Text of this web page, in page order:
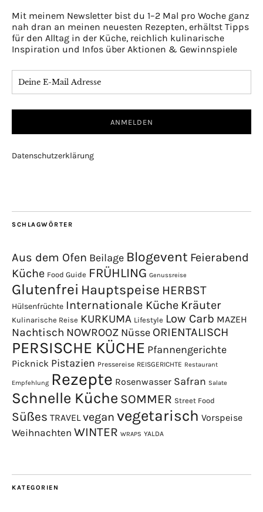
Mit meinem Newsletter bist du 1–2 Mal pro Woche ganz
nah dran an meinen neuesten Rezepten, erhältst Tipps
für den Alltag in der Küche, reichlich kulinarische
Inspiration und Infos über Aktionen & Gewinnspiele
Datenschutzerklärung
SCHLAGWÖRTER
Aus dem Ofen Beilage Blogevent Feierabend
Küche Food Guide FRÜHLING Genussreise
Glutenfrei Hauptspeise HERBST
Hülsenfrüchte Internationale Küche Kräuter
Kulinarische Reise KURKUMA Lifestyle Low Carb MAZEH
Nachtisch NOWROOZ Nüsse ORIENTALISCH
PERSISCHE KÜCHE Pfannengerichte
Picknick Pistazien Pressereise REISGERICHTE Restaurant
Empfehlung Rezepte Rosenwasser Safran Salate
Schnelle Küche SOMMER Street Food
Süßes TRAVEL vegan vegetarisch Vorspeise
Weihnachten WINTER WRAPS YALDA
KATEGORIEN